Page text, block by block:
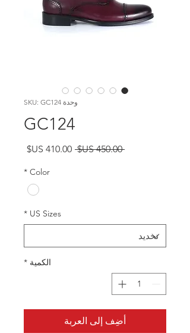
وحدة SKU: GC124
GC124
‏450.00 US$
سعر
سعر
Color
*
US Sizes
*
الكمية *
أضِف إلى العربة